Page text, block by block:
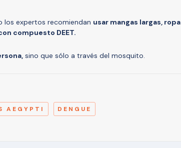
los expertos recomiendan usar mangas largas, ropa
compuesto DEET.
sino que sólo a través del mosquito.
AEGYPTI DENGUE